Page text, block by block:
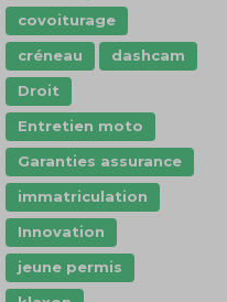
covoiturage
créneau
dashcam
Droit
Entretien moto
Garanties assurance
immatriculation
Innovation
jeune permis